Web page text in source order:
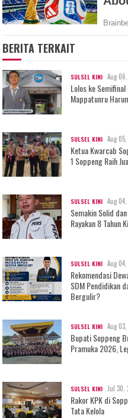
BERITA TERKAIT
SULSEL KINI Aug
Lolos ke
Mappatunru
SULSEL KINI Aug
Ketua Kwarcab
1 Soppeng Raih
SULSEL KINI Aug
Semakin Solid
Rayakan 8 Tahun
SULSEL KINI Aug
Rekomendasi
SDM Pendidikan
Bergulir?
SULSEL KINI Aug
Bupati Soppeng
Pramuka 2026,
SULSEL KINI Jul 30,
Rakor KPK di
Tata Kelola